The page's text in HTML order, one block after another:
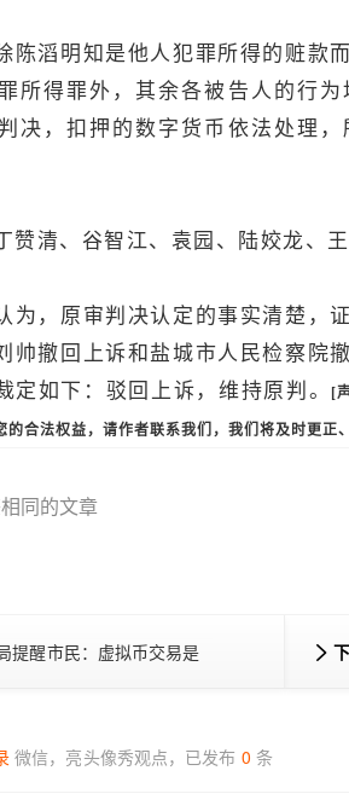
陈滔明知是他人犯罪所得的赃款
所得罪外，其余各被告人的行
决，扣押的数字货币依法处理
赞清、谷智江、袁园、陆姣龙、
为，原审判决认定的事实清楚，
帅撤回上诉和盐城市人民检察院
定如下：驳回上诉，维持原判。
[
合法权益，请作者联系我们，我们将及时更正
同的文章
提醒市民：虚拟币交易是
微信，亮头像秀观点，已发布 0 条